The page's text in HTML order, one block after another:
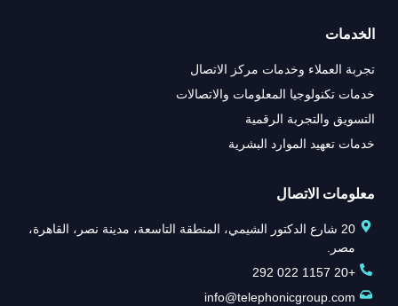
الخدمات
تجربة العملاء وخدمات مركز الاتصال
خدمات تكنولوجيا المعلومات والاتصالات
التسويق والتجربة الرقمية
خدمات تعهيد الموارد البشرية
معلومات الاتصال
20 شارع الدكتور الشيمي، المنطقة التاسعة، مدينة نصر، القاهرة،
مصر.
+20 1157 022 292
info@telephonicgroup.com